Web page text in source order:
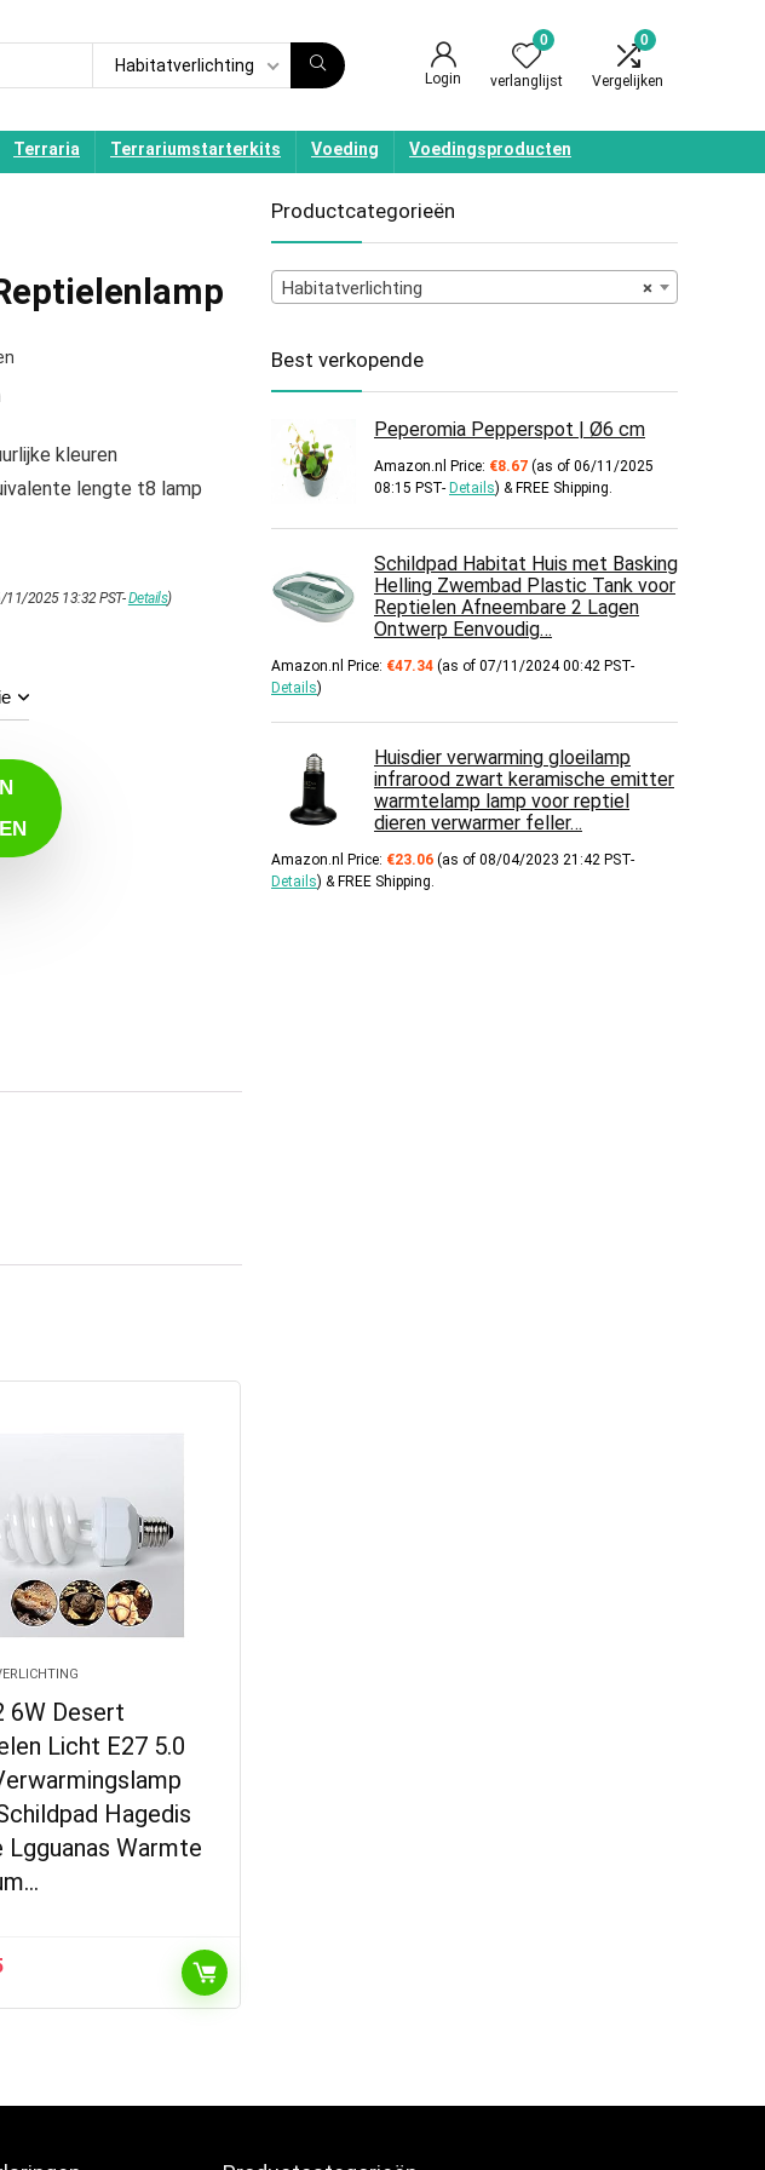
Habitatverlichting
Login
0
verlanglijst
0
Vergelijken
Terraria Terrariumstarterkits Voeding Voedingsproducten
kleuren
lengte t8 lamp
2025 13:32 PST-Details)
6W Desert
Licht E27 5.0
Hagedis
Lgguanas Warmte
Productcategorieën
×
Habitatverlichting
Best verkopende
Peperomia Pepperspot | Ø6 cm
Amazon.nl Price: €8.67 (as of 06/11/2025
08:15 PST- Details) & FREE Shipping.
Schildpad Habitat Huis met Basking
Helling Zwembad Plastic Tank voor
Reptielen Afneembare 2 Lagen
Ontwerp Eenvoudig…
Amazon.nl Price: €47.34 (as of 07/11/2024 00:42 PST-
Details)
Huisdier verwarming gloeilamp
infrarood zwart keramische emitter
warmtelamp lamp voor reptiel
dieren verwarmer feller…
Amazon.nl Price: €23.06 (as of 08/04/2023 21:42 PST-
Details) & FREE Shipping.